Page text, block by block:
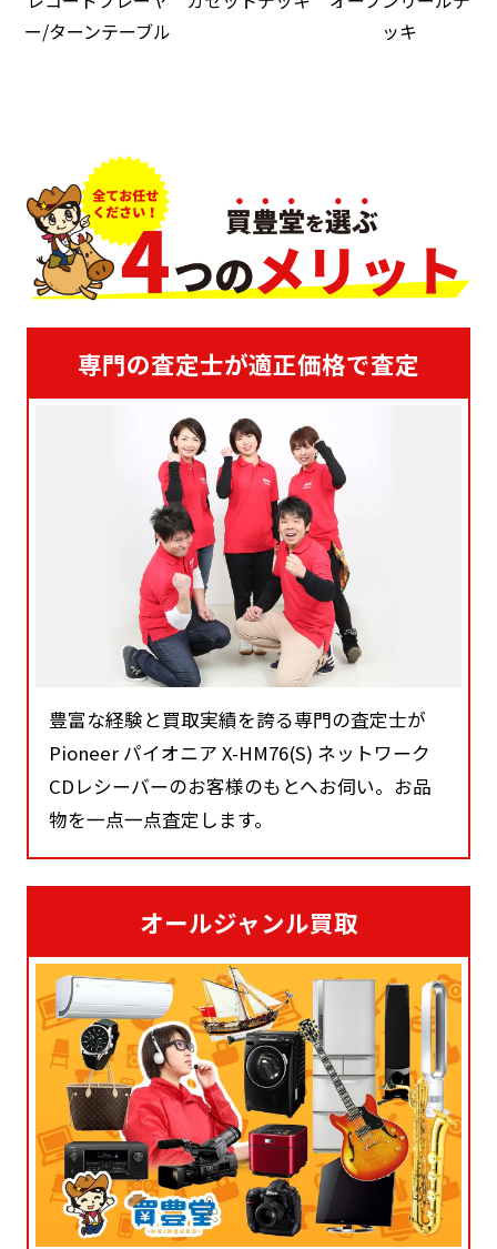
ー/ターンテーブル
ッキ
専門の査定士が適正価格で査定
豊富な経験と買取実績を誇る専門の査定士が
Pioneer パイオニア X-HM76(S) ネットワーク
CDレシーバーのお客様のもとへお伺い。お品
物を一点一点査定します。
オールジャンル買取